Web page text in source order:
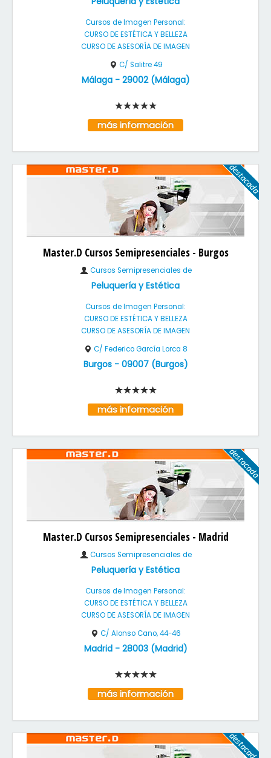
Cursos de Imagen Personal:
CURSO DE ESTÉTICA Y BELLEZA
CURSO DE ASESORÍA DE IMAGEN
C/ Salitre 49
Málaga- 29002(Málaga)
más información
Master.D Cursos Semipresenciales - Burgos
Cursos Semipresenciales de
Peluquería y Estética
Cursos de Imagen Personal:
CURSO DE ESTÉTICA Y BELLEZA
CURSO DE ASESORÍA DE IMAGEN
C/ Federico García Lorca 8
Burgos- 09007(Burgos)
más información
Master.D Cursos Semipresenciales - Madrid
Cursos Semipresenciales de
Peluquería y Estética
Cursos de Imagen Personal:
CURSO DE ESTÉTICA Y BELLEZA
CURSO DE ASESORÍA DE IMAGEN
C/ Alonso Cano, 44-46
Madrid- 28003(Madrid)
más información